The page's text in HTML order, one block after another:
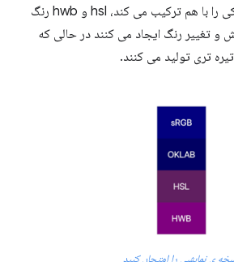
نمایشی زیر که آبی و مشکی را با هم ترکیب می کند، hsl و hwb رنگ
تغییر رنگ ایجاد می کنند در حالی که
ی نمایشی را امتحان کنید